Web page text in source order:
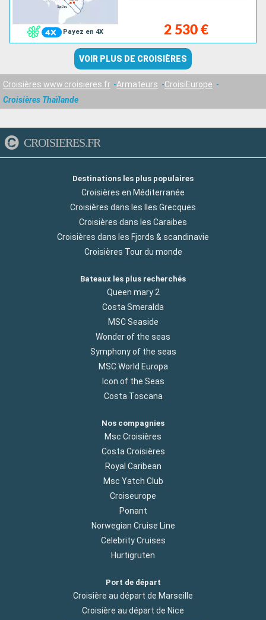
Payez en 4X 2 530 €
VOIR PLUS DE CROISIÈRES
Croisières www.croisieres.fr Armateurs
CroisiEurope
Croisières Thaïlande
CROISIERES.FR
Destinations les plus populaires
Croisières en Méditerranée
Croisières dans les Iles Grecques
Croisières dans les Caraibes
Croisières dans les Fjords & scandinavie
Croisières Tour du monde
Bateaux les plus recherchés
Queen mary 2
Costa Smeralda
MSC Seaside
Wonder of the seas
Symphony of the seas
MSC World Europa
Icon of the Seas
Costa Toscana
Nos compagnies
Msc Croisières
Costa Croisières
Royal Caribean
Msc Yatch Club
Croiseurope
Ponant
Norwegian Cruise Line
Celebrity Cruises
Hurtigruten
Port de départ
Croisière au départ de Marseille
Croisière au départ de Nice